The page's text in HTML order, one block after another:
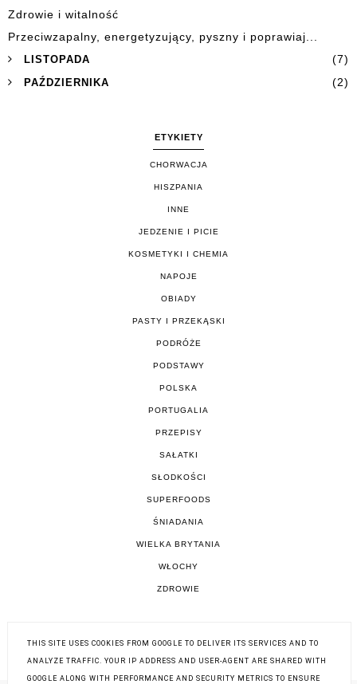
Zdrowie i witalność
Przeciwzapalny, energetyzujący, pyszny i poprawiaj...
LISTOPADA (7)
PAŹDZIERNIKA (2)
ETYKIETY
CHORWACJA
HISZPANIA
INNE
JEDZENIE I PICIE
KOSMETYKI I CHEMIA
NAPOJE
OBIADY
PASTY I PRZEKĄSKI
PODRÓŻE
PODSTAWY
POLSKA
PORTUGALIA
PRZEPISY
SAŁATKI
SŁODKOŚCI
SUPERFOODS
ŚNIADANIA
WIELKA BRYTANIA
WŁOCHY
ZDROWIE
THIS SITE USES COOKIES FROM GOOGLE TO DELIVER ITS SERVICES AND TO
ANALYZE TRAFFIC. YOUR IP ADDRESS AND USER-AGENT ARE SHARED WITH
GOOGLE ALONG WITH PERFORMANCE AND SECURITY METRICS TO ENSURE